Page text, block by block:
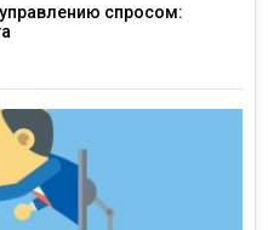
спросом: